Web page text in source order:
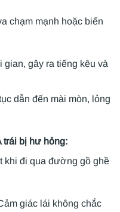
chạm mạnh hoặc biến
gian, gây ra tiếng kêu và
dẫn đến mài mòn, lỏng
trái bị hư hỏng:
khi đi qua đường gồ ghề
giác lái không chắc